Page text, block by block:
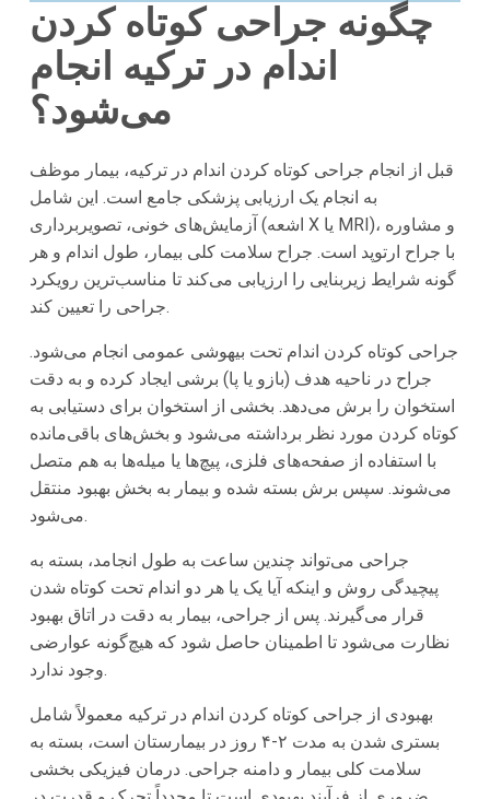
چگونه جراحی کوتاه کردن
اندام در ترکیه انجام
می‌شود؟
قبل از انجام جراحی کوتاه کردن اندام در ترکیه، بیمار موظف
به انجام یک ارزیابی پزشکی جامع است. این شامل
آزمایش‌های خونی، تصویر‌برداری (اشعه X یا MRI)، و مشاوره
با جراح ارتوپد است. جراح سلامت کلی بیمار، طول اندام و هر
گونه شرایط زیربنایی را ارزیابی می‌کند تا مناسب‌ترین رویکرد
جراحی را تعیین کند.
جراحی کوتاه کردن اندام تحت بیهوشی عمومی انجام می‌شود.
جراح در ناحیه هدف (بازو یا پا) برشی ایجاد کرده و به دقت
استخوان را برش می‌دهد. بخشی از استخوان برای دستیابی به
کوتاه کردن مورد نظر برداشته می‌شود و بخش‌های باقی‌مانده
با استفاده از صفحه‌های فلزی، پیچ‌ها یا میله‌ها به هم متصل
می‌شوند. سپس برش بسته شده و بیمار به بخش بهبود منتقل
می‌شود.
جراحی می‌تواند چندین ساعت به طول انجامد، بسته به
پیچیدگی روش و اینکه آیا یک یا هر دو اندام تحت کوتاه شدن
قرار می‌گیرند. پس از جراحی، بیمار به دقت در اتاق بهبود
نظارت می‌شود تا اطمینان حاصل شود که هیچ‌گونه عوارضی
وجود ندارد.
بهبودی از جراحی کوتاه کردن اندام در ترکیه معمولاً شامل
بستری شدن به مدت ۲-۴ روز در بیمارستان است، بسته به
سلامت کلی بیمار و دامنه جراحی. درمان فیزیکی بخشی